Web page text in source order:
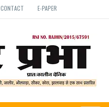
CONTACT E-PAPER